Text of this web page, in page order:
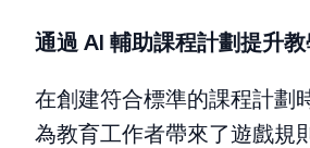
通過 AI 輔助課程計劃提升
在創建符合標準的課程計劃
為教育工作者帶來了遊戲規